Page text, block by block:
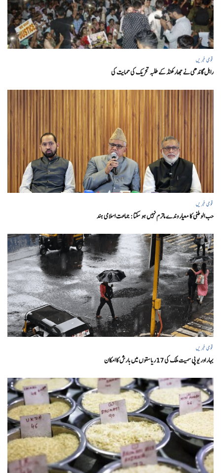
قومی خبریں
راہل گاندھی نے جھارکھنڈ کے طلبہ تحریک کی حمایت کی
قومی خبریں
حب الوطنی کا معیار وندے ماترم نہیں ہو سکتا : جماعت اسلامی ہند
قومی خبریں
بہار اور یو پی سمیت ملک کی 17ریاستوں میں بارش کا امکان